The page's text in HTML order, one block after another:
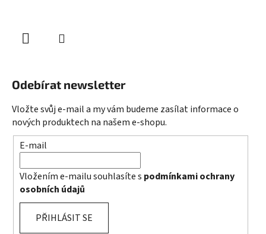
Odebírat newsletter
Vložte svůj e-mail a my vám budeme zasílat informace o
nových produktech na našem e-shopu.
E-mail
Vložením e-mailu souhlasíte s podmínkami ochrany
osobních údajů
PŘIHLÁSIT SE